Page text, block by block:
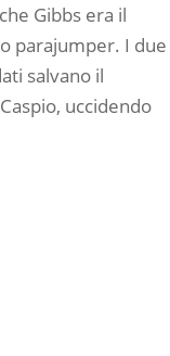
Gibbs era il
parajumper. I due
salvano il
uccidendo